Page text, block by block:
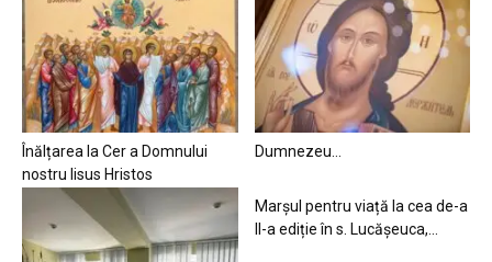
Înălțarea la Cer a Domnului
nostru Iisus Hristos
Dumnezeu…
Marșul pentru viață la cea de-a
II-a ediție în s. Lucășeuca,...